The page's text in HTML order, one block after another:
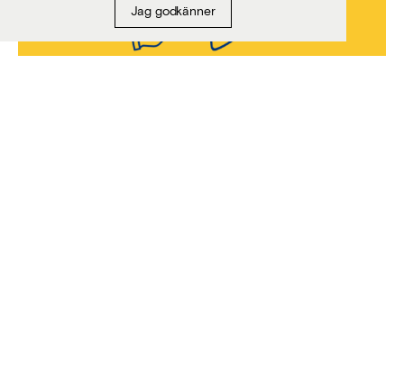
Jag godkänner